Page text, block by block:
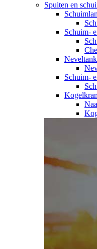
Spuiten en
Schuim-
Schuim-